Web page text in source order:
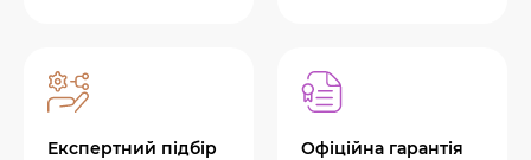
Експертний підбір Офіційна гарантія